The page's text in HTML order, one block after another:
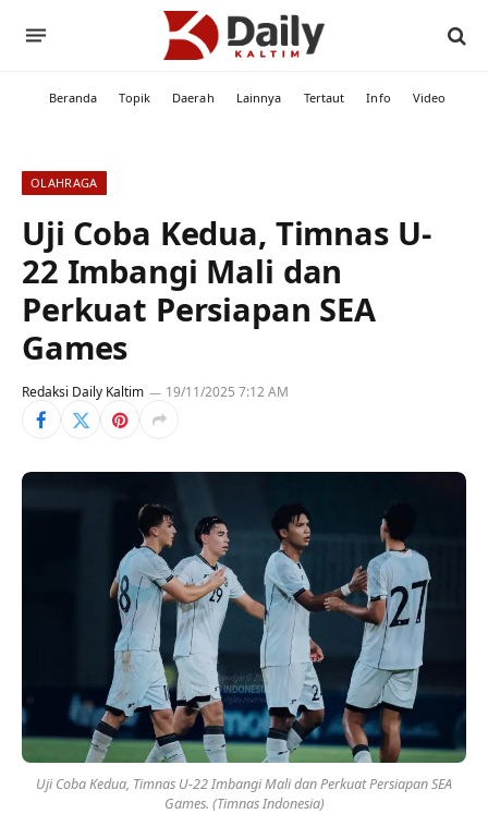
Beranda Topik Daerah Lainnya Tertaut Info Video
OLAHRAGA
Uji Coba Kedua, Timnas U-
22 Imbangi Mali dan
Perkuat Persiapan SEA
Games
Redaksi Daily Kaltim 19/11/2025 7:12 AM
Uji Coba Kedua, Timnas U-22 Imbangi Mali dan Perkuat Persiapan SEA
Games. (Timnas Indonesia)